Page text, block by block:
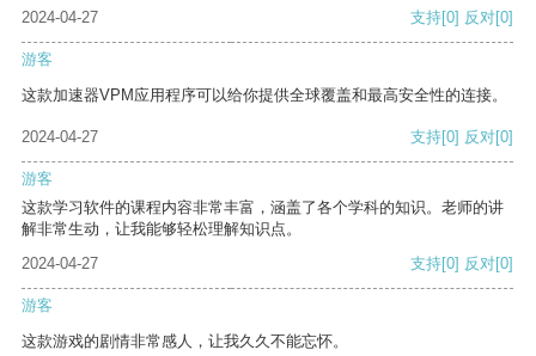
2024-04-27 支持[0] 反对[0]
游客
这款加速器VPM应用程序可以给你提供全球覆盖和最高安全性的连接。
2024-04-27 支持[0] 反对[0]
游客
这款学习软件的课程内容非常丰富，涵盖了各个学科的知识。老师的讲
解非常生动，让我能够轻松理解知识点。
2024-04-27
支持[0] 反对[0]
游客
这款游戏的剧情非常感人，让我久久不能忘怀。